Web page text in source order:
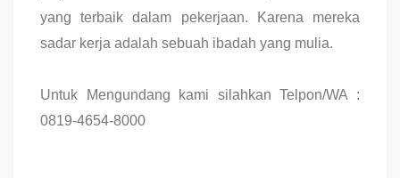
yang terbaik dalam pekerjaan. Karena mereka
sadar kerja adalah sebuah ibadah yang mulia.
Untuk Mengundang kami silahkan Telpon/WA :
0819-4654-8000